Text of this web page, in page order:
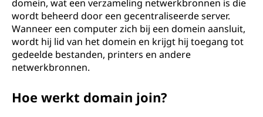
domein, wat een verzameling netwerkbronnen is die
wordt beheerd door een gecentraliseerde server.
Wanneer een computer zich bij een domein aansluit,
wordt hij lid van het domein en krijgt hij toegang tot
gedeelde bestanden, printers en andere
netwerkbronnen.
Hoe werkt domain join?